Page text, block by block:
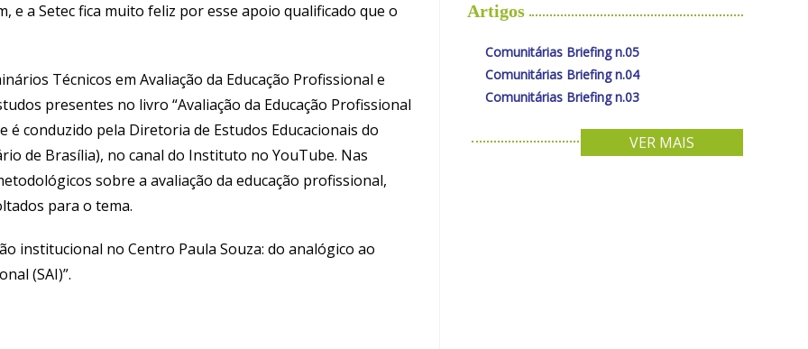
a Setec fica muito feliz por esse apoio qualificado que o
Técnicos em Avaliação da Educação Profissional e
presentes no livro “Avaliação da Educação Profissional
é conduzido pela Diretoria de Estudos Educacionais do
de Brasília), no canal do Instituto no YouTube. Nas
sobre a avaliação da educação profissional,
para o tema.
institucional no Centro Paula Souza: do analógico ao
(SAI)”.
Artigos
Comunitárias Briefing n.05
Comunitárias Briefing n.04
Comunitárias Briefing n.03
VER MAIS